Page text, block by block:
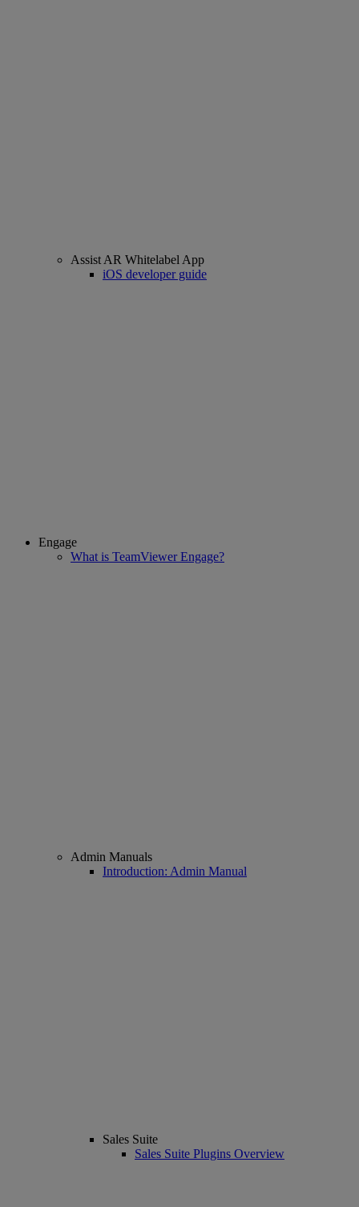
Assist AR Whitelabel App
iOS developer guide
Engage
What is TeamViewer Engage?
Admin Manuals
Introduction: Admin Manual
Sales Suite
Sales Suite Plugins Overview